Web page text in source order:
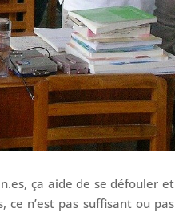
ça aide de se défouler et
n’est pas suffisant ou